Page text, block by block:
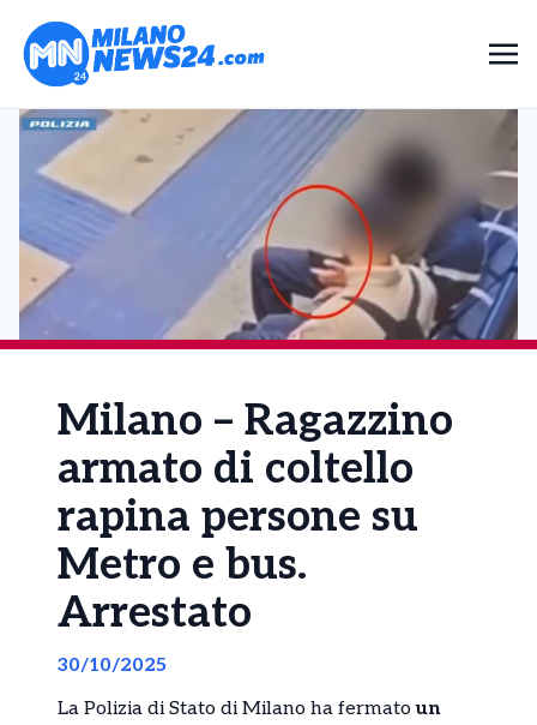
Milano – Ragazzino
armato di coltello
rapina persone su
Metro e bus.
Arrestato
30/10/2025
La Polizia di Stato di Milano ha fermatoun